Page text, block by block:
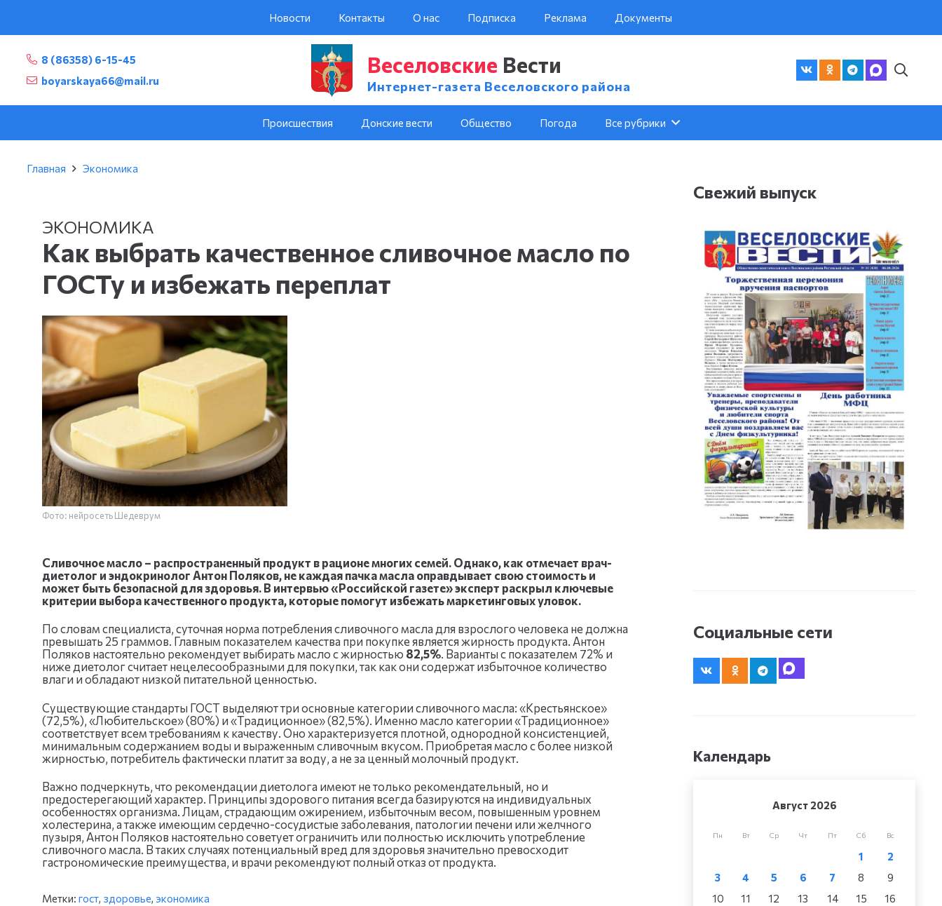
Новости Контакты О нас Подписка Реклама Документы
8 (86358) 6-15-45
boyarskaya66@mail.ru
Веселовские Вести
Интернет-газета Веселовского района
Происшествия Донские вести Общество Погода Все рубрики
Главная Экономика
ЭКОНОМИКА
Как выбрать качественное сливочное масло по
ГОСТу и избежать переплат
Фото: нейросеть Шедеврум
Сливочное масло – распространенный продукт в рационе многих семей. Однако, как отмечает врач-
диетолог и эндокринолог Антон Поляков, не каждая пачка масла оправдывает свою стоимость и
может быть безопасной для здоровья. В интервью «Российской газете» эксперт раскрыл ключевые
критерии выбора качественного продукта, которые помогут избежать маркетинговых уловок.
По словам специалиста, суточная норма потребления сливочного масла для взрослого человека не должна
превышать 25 граммов. Главным показателем качества при покупке является жирность продукта. Антон
Поляков настоятельно рекомендует выбирать масло с жирностью 82,5%. Варианты с показателем 72% и
ниже диетолог считает нецелесообразными для покупки, так как они содержат избыточное количество
влаги и обладают низкой питательной ценностью.
Существующие стандарты ГОСТ выделяют три основные категории сливочного масла: «Крестьянское»
(72,5%), «Любительское» (80%) и «Традиционное» (82,5%). Именно масло категории «Традиционное»
соответствует всем требованиям к качеству. Оно характеризуется плотной, однородной консистенцией,
минимальным содержанием воды и выраженным сливочным вкусом. Приобретая масло с более низкой
жирностью, потребитель фактически платит за воду, а не за ценный молочный продукт.
Важно подчеркнуть, что рекомендации диетолога имеют не только рекомендательный, но и
предостерегающий характер. Принципы здорового питания всегда базируются на индивидуальных
особенностях организма. Лицам, страдающим ожирением, избыточным весом, повышенным уровнем
холестерина, а также имеющим сердечно-сосудистые заболевания, патологии печени или желчного
пузыря, Антон Поляков настоятельно советует ограничить или полностью исключить употребление
сливочного масла. В таких случаях потенциальный вред для здоровья значительно превосходит
гастрономические преимущества, и врачи рекомендуют полный отказ от продукта.
Метки: гост, здоровье, экономика
Свежий выпуск
Социальные сети
Календарь
Август 2026
Пн Вт Ср Чт Пт Сб Вс
1
2
3
4 5 6 7 8
9
10
11 12 13 14 15
16